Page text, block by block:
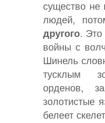
существо не
людей,
другого. Это
войны с
Шинель
тусклым
орденов,
золотистые
белеет